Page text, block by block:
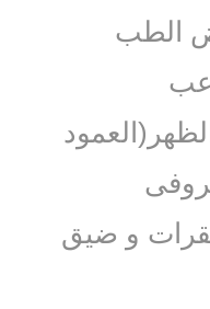
الطب
و ضيق